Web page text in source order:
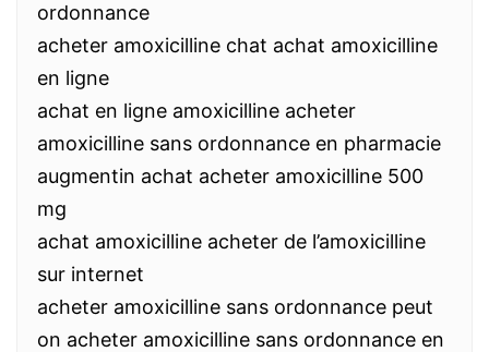
ordonnance
acheter amoxicilline chat achat amoxicilline
en ligne
achat en ligne amoxicilline acheter
amoxicilline sans ordonnance en pharmacie
augmentin achat acheter amoxicilline 500
mg
achat amoxicilline acheter de l’amoxicilline
sur internet
acheter amoxicilline sans ordonnance peut
on acheter amoxicilline sans ordonnance en